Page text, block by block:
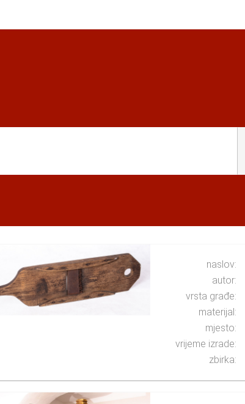
naslov:
autor:
vrsta građe:
materijal:
mjesto:
vrijeme izrade:
zbirka: